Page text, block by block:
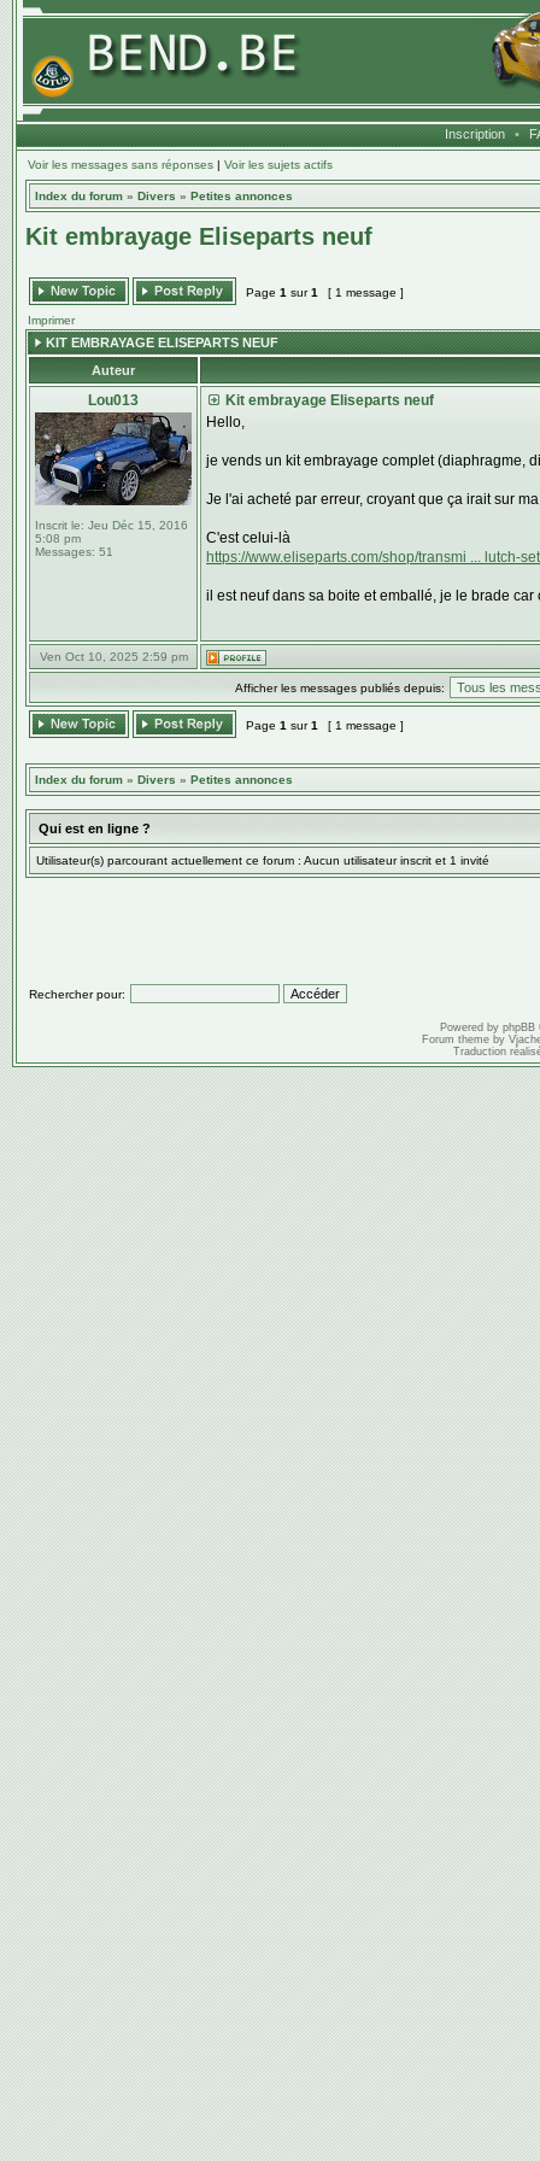
Inscription •
Voir les messages sans réponses | Voir les sujets actifs
Index du forum » Divers » Petites annonces
Kit embrayage Eliseparts neuf
Page 1 sur1 [ 1 message ]
Imprimer
KIT EMBRAYAGE ELISEPARTS NEUF
Auteur
Lou013
Inscrit le: Jeu Déc 15, 2016
5:08 pm
Messages: 51
Kit embrayage Eliseparts neuf
Hello,
je vends un kit embrayage complet (diaphragme,
Je l'ai acheté par erreur, croyant que ça irait sur
C'est celui-là
https://www.eliseparts.com/shop/transmi ... lutch-
il est neuf dans sa boite et emballé, je le brade car
Ven Oct 10, 2025 2:59 pm
Afficher les messages publiés depuis:
Page 1 sur1 [ 1 message ]
Index du forum » Divers » Petites annonces
Qui est en ligne ?
Utilisateur(s) parcourant actuellement ce forum : Aucun utilisateur inscrit et 1 invité
Rechercher pour:
Powered by phpBB
Forum theme by
Traduction